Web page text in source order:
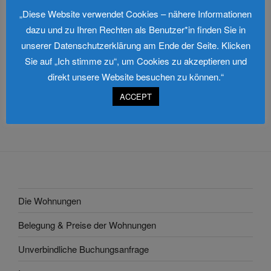
Beitragsnavigation
Ferienwohnung Godewind 01
Die Wohnungen
Belegung & Preise der Wohnungen
Unverbindliche Buchungsanfrage
„Diese Website verwendet Cookies – nähere Informationen
dazu und zu Ihren Rechten als Benutzer*in finden Sie in
unserer Datenschutzerklärung am Ende der Seite. Klicken
Sie auf „Ich stimme zu“, um Cookies zu akzeptieren und
direkt unsere Website besuchen zu können.“
ACCEPT